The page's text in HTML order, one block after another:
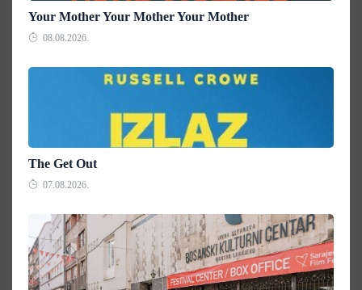
Your Mother Your Mother Your Mother
08.08.2026.
The Get Out
07.08.2026.